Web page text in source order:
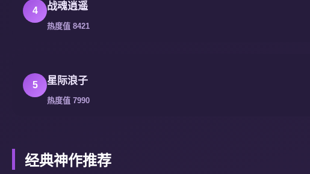
4 战魂逍遥
热度值 8421
5 星际浪子
热度值 7990
经典神作推荐